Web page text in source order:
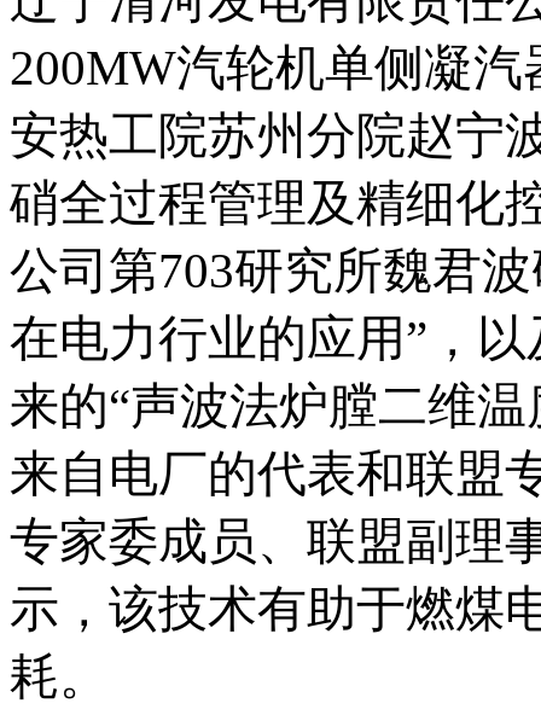
200MW汽轮机单侧凝
安热工院苏州分院赵宁
硝全过程管理及精细化
公司第703研究所魏君
在电力行业的应用”，
来的“声波法炉膛二维
来自电厂的代表和联盟
专家委成员、联盟副理
示，该技术有助于燃煤
耗。